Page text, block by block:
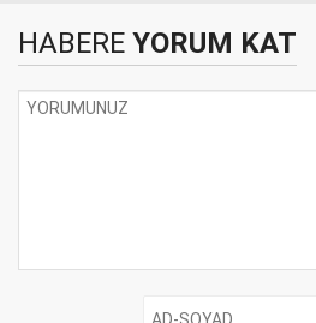
HABERE YORUM KAT